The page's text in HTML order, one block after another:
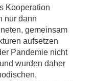
Kooperation
nur dann
gemeinsam
aufsetzen
Pandemie nicht
wurden daher